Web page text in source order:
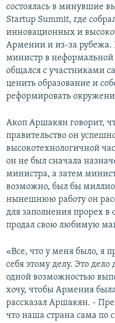
состоялась в минувшие
Startup Summit, где
инновационных и
Армении и из-за рубежа.
министр в неформальной
общался с участниками
ценить образование и
реформировать
Акоп Аршакян говорит,
правительство он
высокотехнологичной
он не был сначала
министра, а затем
возможно, был бы
нынешнюю работу он
для заполнения прорех
продал свою любимую
«Все, что у меня было, я
себя этому делу. Это
одной возможностью
хочу, чтобы Армения
рассказал Аршакян. -
что наша страна сама по